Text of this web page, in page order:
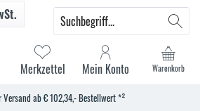
Versand ab € 102,34,- Bestellwert *²
Warenkorb
Merkzettel Mein Konto